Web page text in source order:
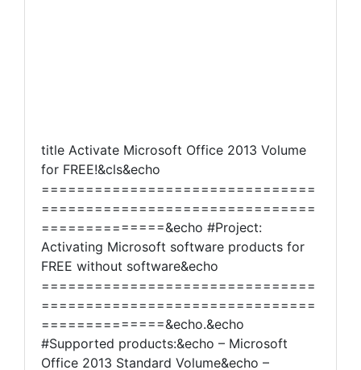
title Activate Microsoft Office 2013 Volume
for FREE!&cls&echo
===============================
===============================
==============&echo #Project:
Activating Microsoft software products for
FREE without software&echo
===============================
===============================
==============&echo.&echo
#Supported products:&echo – Microsoft
Office 2013 Standard Volume&echo –